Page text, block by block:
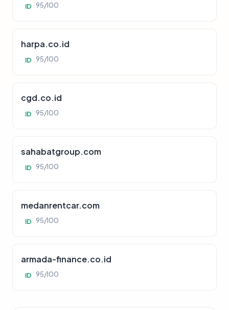
ID 95/100
harpa.co.id
ID 95/100
cgd.co.id
ID 95/100
sahabatgroup.com
ID 95/100
medanrentcar.com
ID 95/100
armada-finance.co.id
ID 95/100